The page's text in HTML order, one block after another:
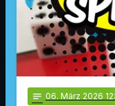
notes 06. März 2026